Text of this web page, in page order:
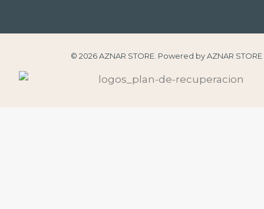
© 2026 AZNAR STORE. Powered by AZNAR STORE